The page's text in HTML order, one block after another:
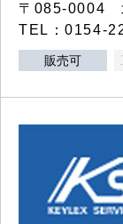
〒085-0004
TEL：0154-
販売可